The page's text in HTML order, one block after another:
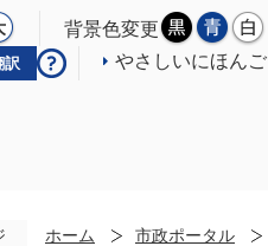
背景色変更
訳 やさしいにほんご
ホーム 市政ポータル